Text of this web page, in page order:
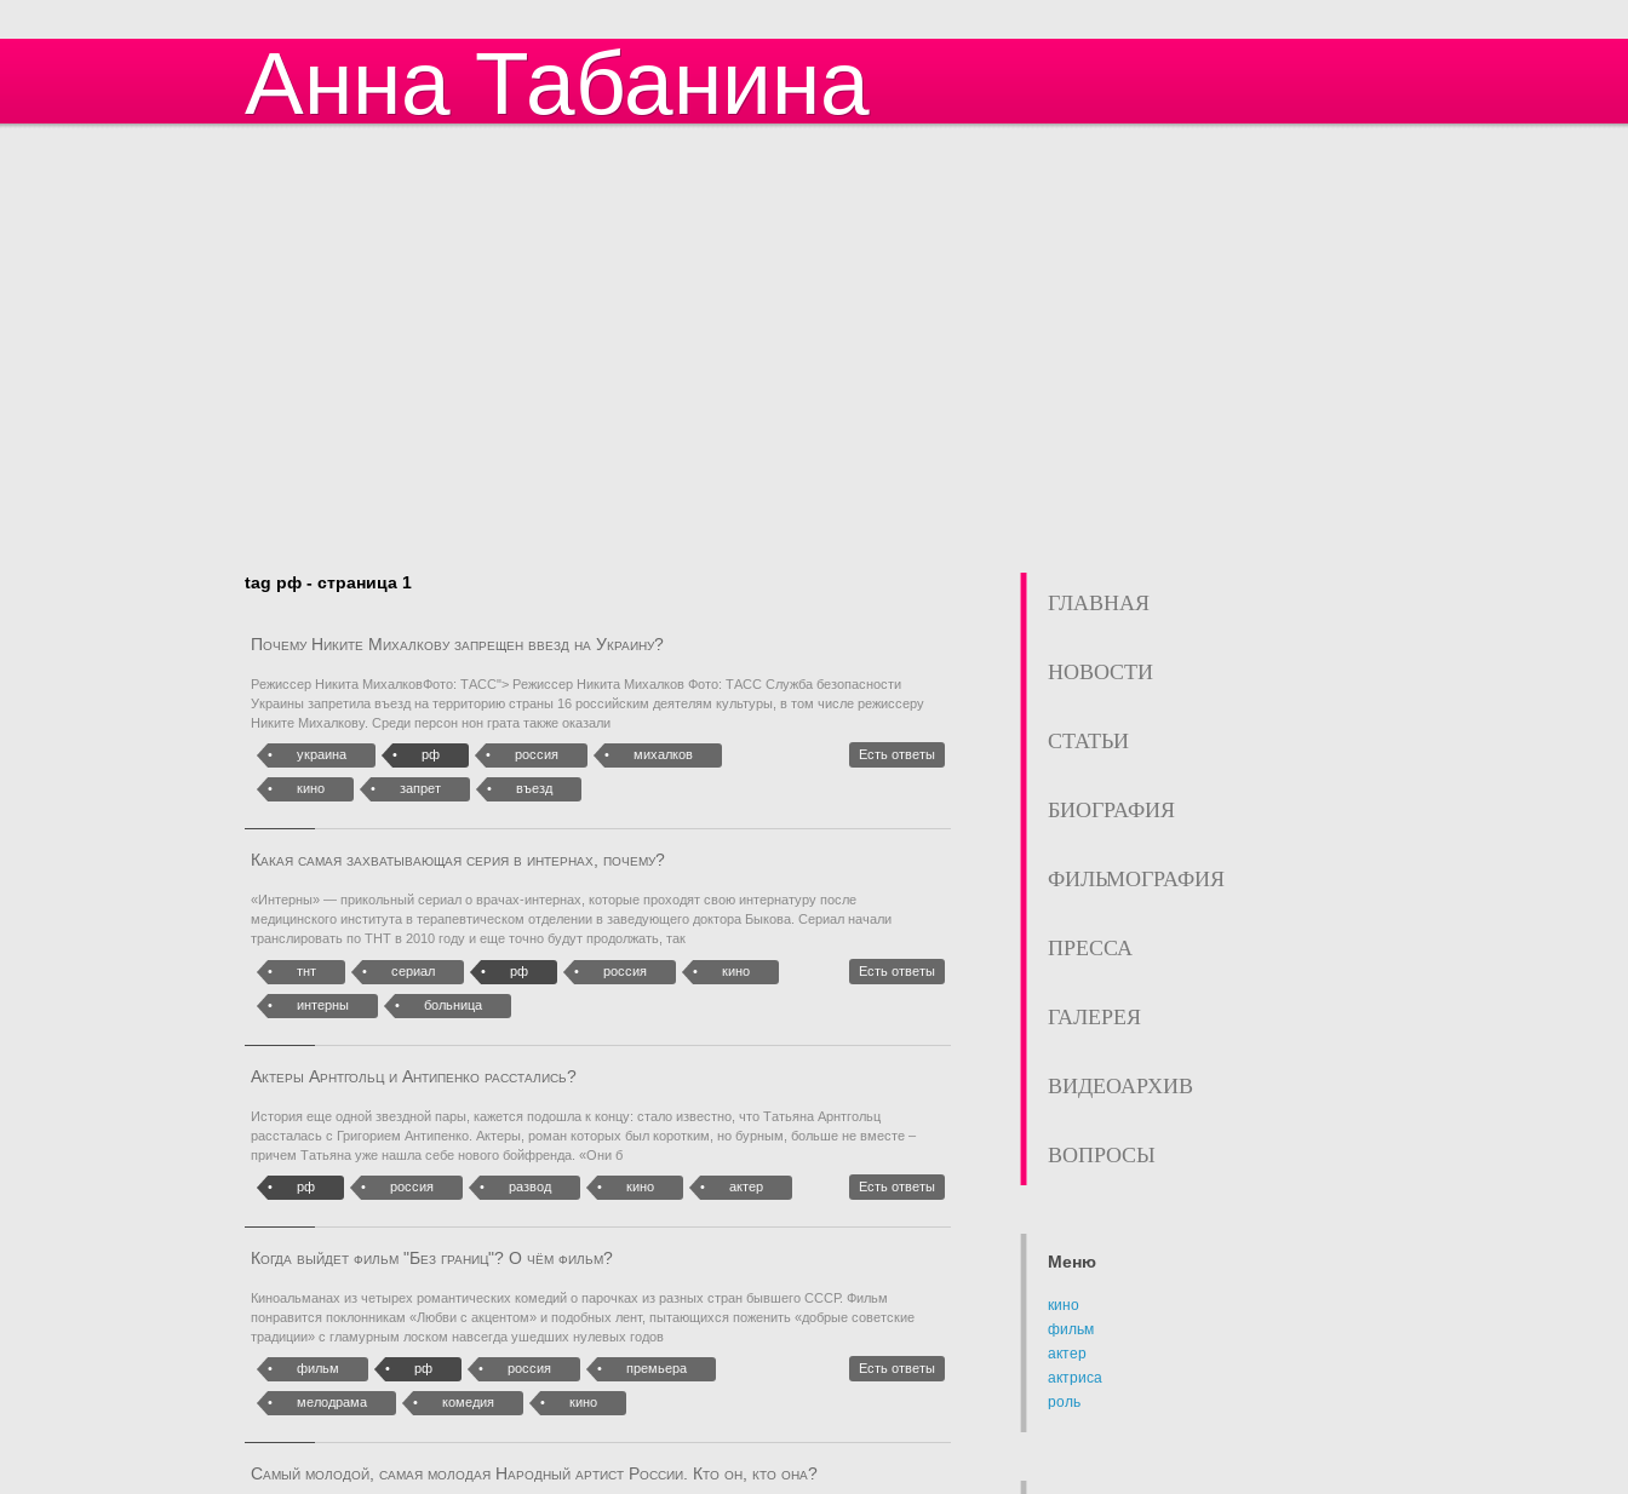
Анна Табанина
tag рф - страница 1
Почему Никите Михалкову запрещен ввезд на Украину?
Режиссер Никита МихалковФото: ТАСС"> Режиссер Никита Михалков Фото: ТАСС Служба безопасности
Украины запретила въезд на территорию страны 16 российским деятелям культуры, в том числе режиссеру
Никите Михалкову. Среди персон нон грата также оказали
украина рф россия михалков
кино запрет въезд
Есть ответы
Какая самая захватывающая серия в интернах, почему?
«Интерны» — прикольный сериал о врачах-интернах, которые проходят свою интернатуру после
медицинского института в терапевтическом отделении в заведующего доктора Быкова. Сериал начали
транслировать по ТНТ в 2010 году и еще точно будут продолжать, так
тнт сериал рф россия кино
интерны больница
Есть ответы
Актеры Арнтгольц и Антипенко расстались?
История еще одной звездной пары, кажется подошла к концу: стало известно, что Татьяна Арнтгольц
рассталась с Григорием Антипенко. Актеры, роман которых был коротким, но бурным, больше не вместе –
причем Татьяна уже нашла себе нового бойфренда. «Они б
рф россия развод кино актер Есть ответы
Когда выйдет фильм "Без границ"? О чём фильм?
Киноальманах из четырех романтических комедий о парочках из разных стран бывшего СССР. Фильм
понравится поклонникам «Любви с акцентом» и подобных лент, пытающихся поженить «добрые советские
традиции» с гламурным лоском навсегда ушедших нулевых годов
фильм рф россия премьера
мелодрама комедия кино
Есть ответы
Самый молодой, самая молодая Народный артист России. Кто он, кто она?
ГЛАВНАЯ
НОВОСТИ
СТАТЬИ
БИОГРАФИЯ
ФИЛЬМОГРАФИЯ
ПРЕССА
ГАЛЕРЕЯ
ВИДЕОАРХИВ
ВОПРОСЫ
Меню
кино
фильм
актер
актриса
роль